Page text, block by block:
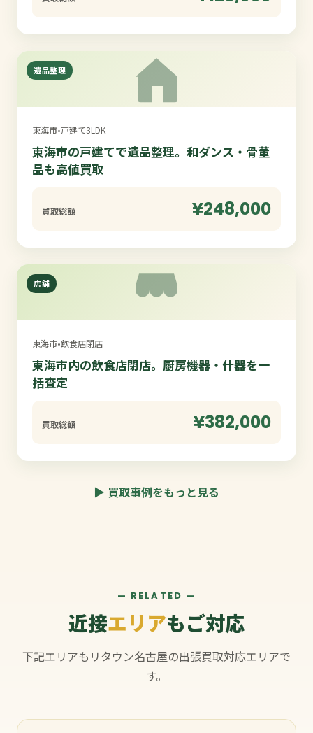
遺品整理
東海市•戸建て3LDK
東海市の戸建てで遺品整理。和ダンス・骨董
品も高値買取
買取総額 ¥248,000
店舗
東海市•飲食店閉店
東海市内の飲食店閉店。厨房機器・什器を一
括査定
買取総額 ¥382,000
▶ 買取事例をもっと見る
— RELATED —
近接エリアもご対応
下記エリアもリタウン名古屋の出張買取対応エリアで
す。